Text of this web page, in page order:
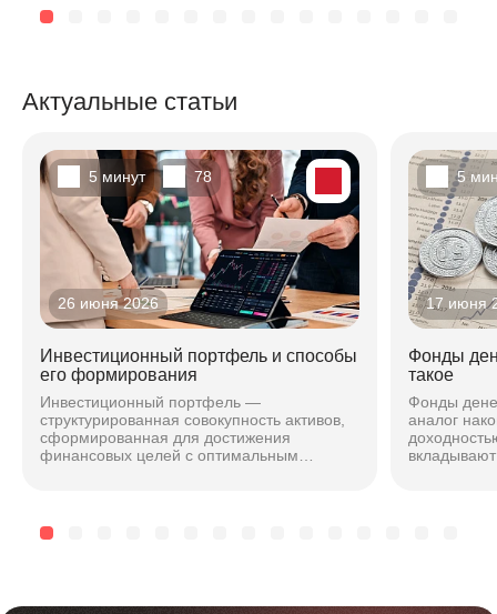
Актуальные статьи
26 июня 2026
5 минут 78
Инвестиционный портфель и способы
его формирования
Инвестиционный портфель —
структурированная совокупность активов,
сформированная для достижения
финансовых целей с оптимальным
17 июня
5
Фонды
такое
Фонды
аналог